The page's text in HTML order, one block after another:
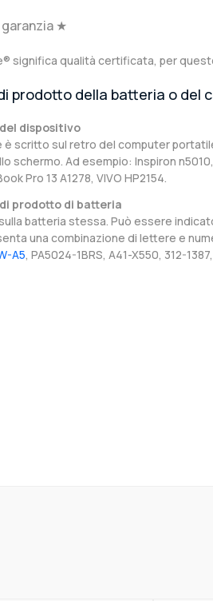
garanzia ★
significa qualità certificata, per
prodotto della batteria o del
dispositivo
è scritto sul retro del computer
schermo. Ad esempio: Inspiron
Pro 13 A1278, VIVO HP2154.
prodotto di batteria
batteria stessa. Può essere
una combinazione di lettere e
A5, PA5024-1BRS, A41-X550, 312-